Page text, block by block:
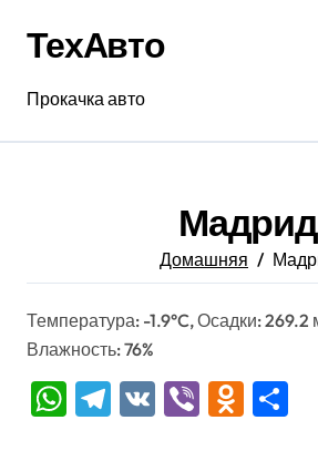
содержанию
ТехАвто
Прокачка авто
Мадрид
Домашняя
Температура: -1.9°C, Осадки:
Влажность: 76%
WhatsApp
Telegram
VK Viber